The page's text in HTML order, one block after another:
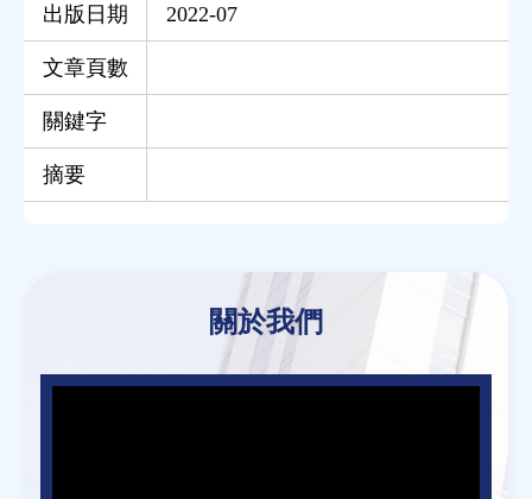
出版日期 2022-07
文章頁數
關鍵字
摘要
關於我們